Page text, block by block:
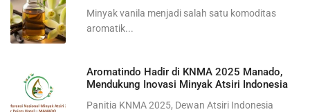
Minyak vanila menjadi salah satu komoditas
aromatik...
Aromatindo Hadir di KNMA 2025 Manado,
Mendukung Inovasi Minyak Atsiri Indonesia
Panitia KNMA 2025, Dewan Atsiri Indonesia